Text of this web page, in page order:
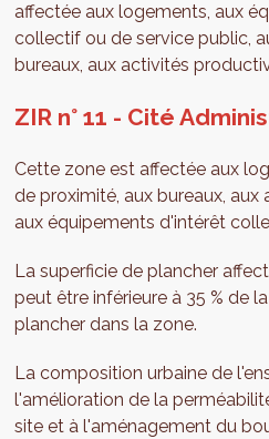
affectée aux logements, aux
collectif ou de service public,
bureaux, aux activités
ZIR n° 11 - Cité
Cette zone est affectée aux
de proximité, aux bureaux,
aux équipements d'intérêt
La superficie de plancher
peut être inférieure à 35 % de
plancher dans la zone.
La composition urbaine de
l'amélioration de la
site et à l'aménagement du